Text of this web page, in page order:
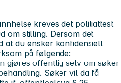
kreves det politiattest
om stilling. Dersom det
at du ønsker konfidensiell
på følgende:
gjøres offentlig selv om søker
Søker vil da få